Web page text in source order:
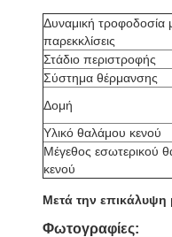
Δυναμική τροφοδοσία
παρεκκλίσεις
Στάδιο περιστροφής
Σύστημα θέρμανσης
Δομή
Υλικό θαλάμου κενού
Μέγεθος εσωτερικού
κενού
Μετά την επικάλυψη
Φωτογραφίες: